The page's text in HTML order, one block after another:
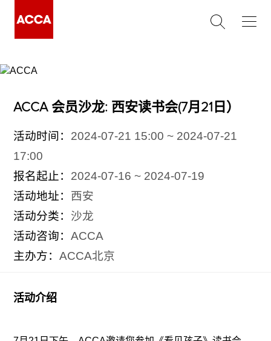
ACCA 会员沙龙: 西安读书会(7月21日）
活动时间： 2024-07-21 15:00 ~ 2024-07-21
17:00
报名起止： 2024-07-16 ~ 2024-07-19
活动地址： 西安
活动分类： 沙龙
活动咨询：ACCA
主办方：ACCA北京
活动介绍